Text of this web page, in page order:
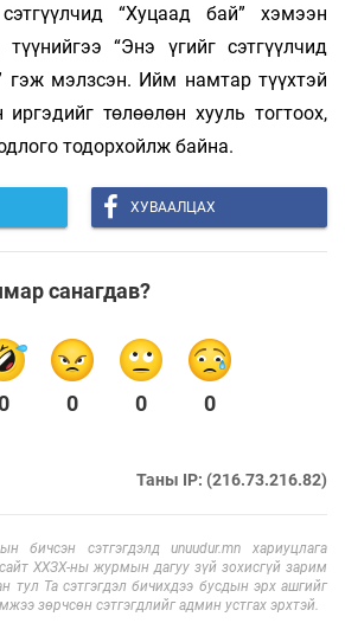
“Хуцаад бай” хэмээн
“Энэ үгийг сэтгүүлчид
гэж мэлзсэн. Ийм намтар түүхтэй
төлөөлөн хууль тогтоох,
тодорхойлж байна.
ХУВААЛЦАХ
санагдав?
0 0 0
Таны IP: (216.73.216.82)
бичсэн сэтгэгдэлд unuudur.mn хариуцлага
ХХЗХ-ны журмын дагуу зүй зохисгүй зарим
тул Та сэтгэгдэл бичихдээ бусдын эрх ашгийг
зөрчсөн сэтгэгдлийг админ устгах эрхтэй.